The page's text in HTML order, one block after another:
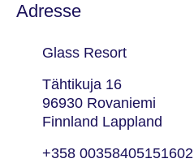
Adresse
Glass Resort
Tähtikuja 16
96930 Rovaniemi
Finnland Lappland
+358 00358405151602